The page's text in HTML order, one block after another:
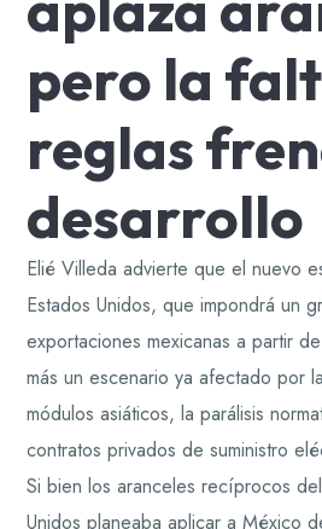
pero la
reglas
desarrollo
Elié Villeda advierte que el nuevo
Estados Unidos, que impondrá un
exportaciones mexicanas a partir
más un escenario ya afectado por
módulos asiáticos, la parálisis
contratos privados de suministro
Si bien los aranceles recíprocos
Unidos planeaba aplicar a México